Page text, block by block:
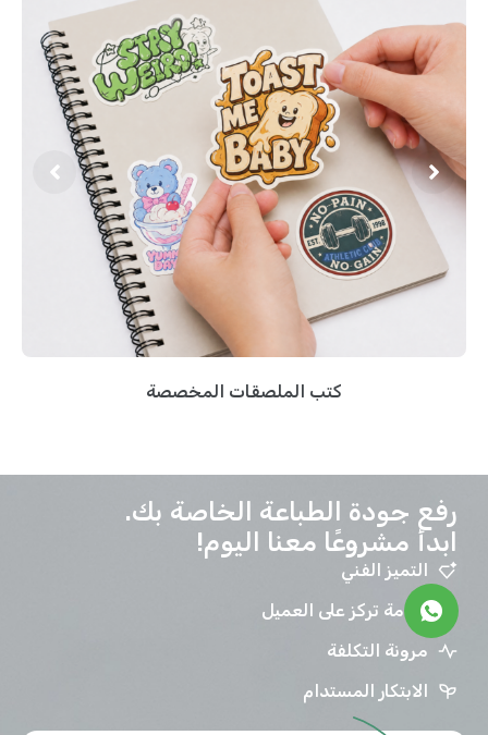
كتب الملصقات المخصصة
رفع جودة الطباعة الخاصة بك.
ابدأ مشروعًا معنا اليوم!
التميز الفني
خدمة تركز على العميل
مرونة التكلفة
الابتكار المستدام